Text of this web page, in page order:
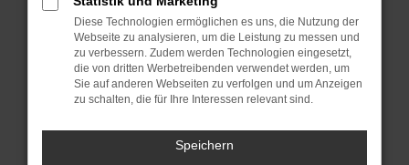
Fenster?
Starte dein Gerät neu.
Das kann manchmal helfen,
vorübergehende Probleme zu beheben.
Betriebssystem auf dem neuesten Stand
Diese Technologien ermöglichen es uns, die Nutzung der
Webseite zu analysieren, um die Leistung zu messen und
zu verbessern. Zudem werden Technologien eingesetzt,
die von dritten Werbetreibenden verwendet werden, um
Sie auf anderen Webseiten zu verfolgen und um Anzeigen
zu schalten, die für Ihre Interessen relevant sind.
Speichern